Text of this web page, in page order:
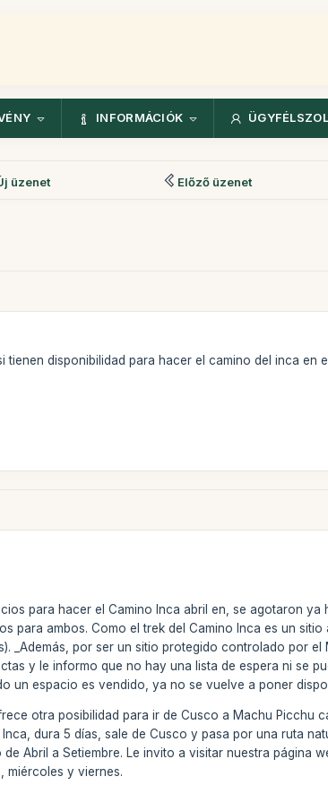
INFORMÁCIÓK
üzenet Előző üzenet
tienen disponibilidad para hacer el camino del inca en
para hacer el Camino Inca abril en, se agotaron
para ambos. Como el trek del Camino Inca es un
_Además, por ser un sitio protegido controlado por
y le informo que no hay una lista de espera ni se
un espacio es vendido, ya no se vuelve a poner
otra posibilidad para ir de Cusco a Machu Picchu
dura 5 días, sale de Cusco y pasa por una ruta
Abril a Setiembre. Le invito a visitar nuestra página
miércoles y viernes.